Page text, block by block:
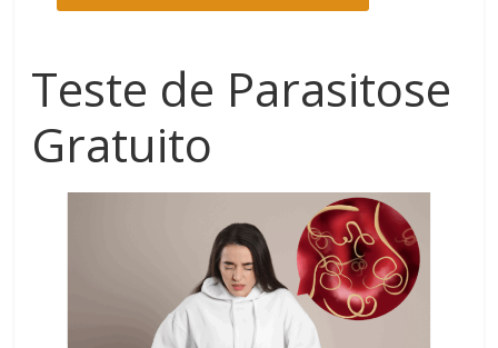
Teste de Parasitose
Gratuito